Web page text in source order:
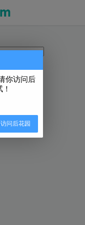
你访问后
问后花园